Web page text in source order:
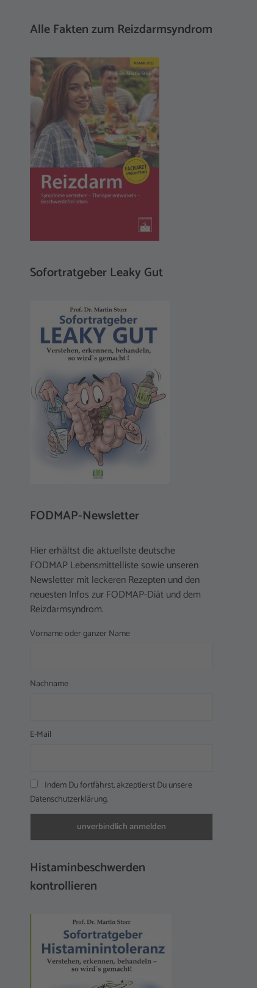
Alle Fakten zum Reizdarmsyndrom
Sofortratgeber Leaky Gut
FODMAP-Newsletter
Hier erhältst die aktuellste deutsche
FODMAP Lebensmittelliste sowie unseren
Newsletter mit leckeren Rezepten und den
neuesten Infos zur FODMAP-Diät und dem
Reizdarmsyndrom.
Vorname oder ganzer Name
Nachname
E-Mail
Indem Du fortfährst, akzeptierst Du unsere
Datenschutzerklärung.
Histaminbeschwerden
kontrollieren